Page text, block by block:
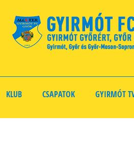
KLUB CSAPATOK GYIRMÓT